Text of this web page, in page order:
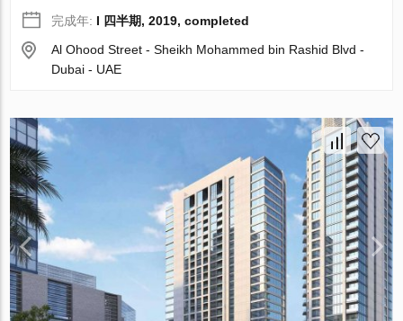
完成年: I 四半期, 2019, completed
Al Ohood Street - Sheikh Mohammed bin Rashid Blvd -
Dubai - UAE